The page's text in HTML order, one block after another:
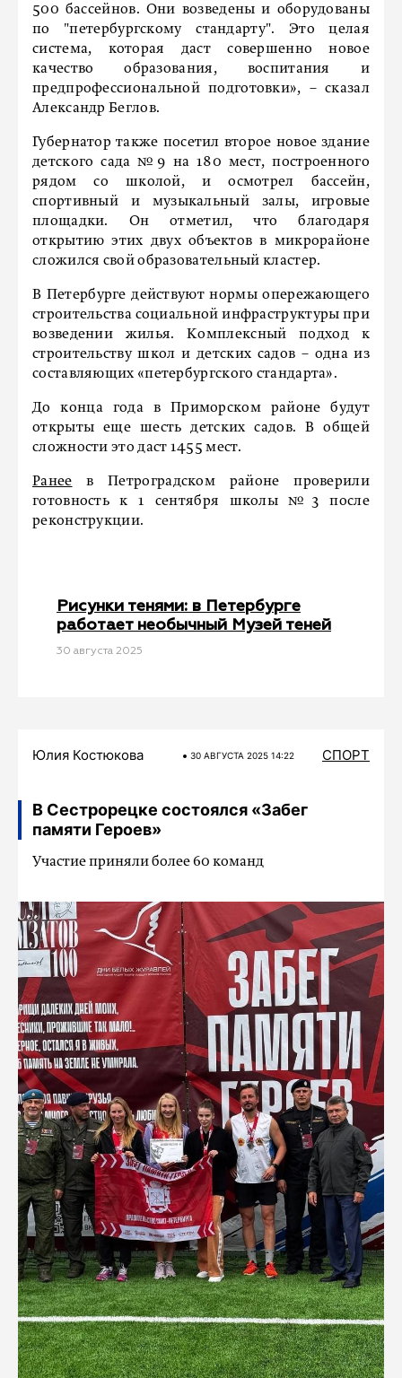
500 бассейнов. Они возведены и оборудованы
по "петербургскому стандарту". Это целая
система, которая даст совершенно новое
качество образования, воспитания и
предпрофессиональной подготовки», – сказал
Александр Беглов.
Губернатор также посетил второе новое здание
детского сада №9 на 180 мест, построенного
рядом со школой, и осмотрел бассейн,
спортивный и музыкальный залы, игровые
площадки. Он отметил, что благодаря
открытию этих двух объектов в микрорайоне
сложился свой образовательный кластер.
В Петербурге действуют нормы опережающего
строительства социальной инфраструктуры при
возведении жилья. Комплексный подход к
строительству школ и детских садов – одна из
составляющих «петербургского стандарта».
До конца года в Приморском районе будут
открыты еще шесть детских садов. В общей
сложности это даст 1455 мест.
Ранее в Петроградском районе проверили
готовность к 1 сентября школы №3 после
реконструкции.
Рисунки тенями: в Петербурге
работает необычный Музей теней
30 августа 2025
Юлия Костюкова 30 АВГУСТА 2025 14:22 СПОРТ
В Сестрорецке состоялся «Забег
памяти Героев»
Участие приняли более 60 команд